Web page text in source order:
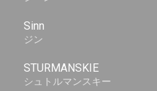
Sinn
ジン
STURMANSKIE
シュトルマンスキー